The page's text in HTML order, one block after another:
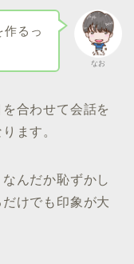
なお
るっ
合わせて会話を
ます。
んだか恥ずかし
けでも印象が大